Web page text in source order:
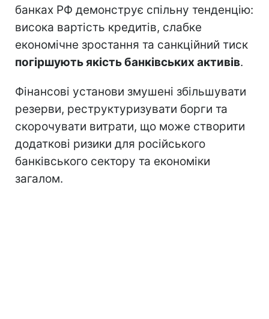
банках РФ демонструє спільну тенденцію:
висока вартість кредитів, слабке
економічне зростання та санкційний тиск
погіршують якість банківських активів.
Фінансові установи змушені збільшувати
резерви, реструктуризувати борги та
скорочувати витрати, що може створити
додаткові ризики для російського
банківського сектору та економіки
загалом.